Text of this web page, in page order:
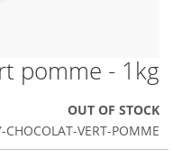
pomme - 1kg
OUT OF STOCK
CHOCOLAT-VERT-POMME